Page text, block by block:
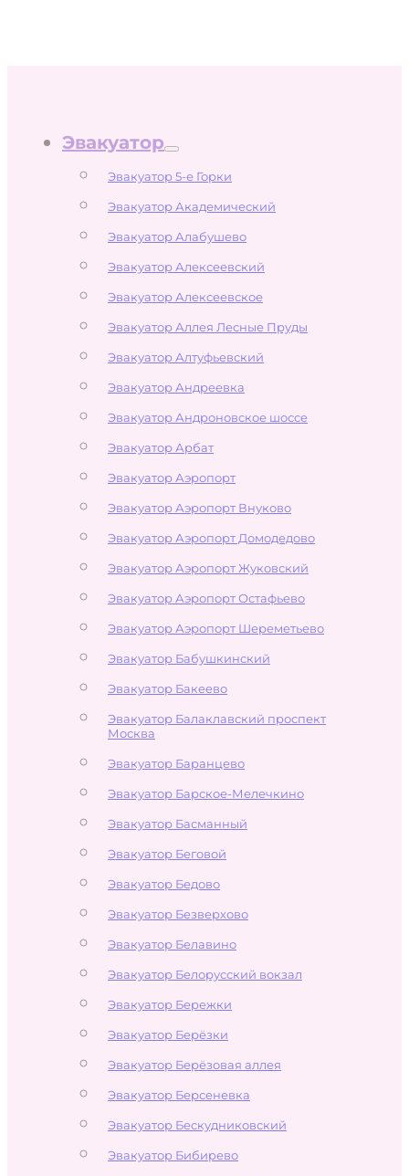
Эвакуатор
Эвакуатор 5-е Горки
Эвакуатор Академический
Эвакуатор Алабушево
Эвакуатор Алексеевский
Эвакуатор Алексеевское
Эвакуатор Аллея Лесные Пруды
Эвакуатор Алтуфьевский
Эвакуатор Андреевка
Эвакуатор Андроновское шоссе
Эвакуатор Арбат
Эвакуатор Аэропорт
Эвакуатор Аэропорт Внуково
Эвакуатор Аэропорт Домодедово
Эвакуатор Аэропорт Жуковский
Эвакуатор Аэропорт Остафьево
Эвакуатор Аэропорт Шереметьево
Эвакуатор Бабушкинский
Эвакуатор Бакеево
Эвакуатор Балаклавский проспект
Москва
Эвакуатор Баранцево
Эвакуатор Барское-Мелечкино
Эвакуатор Басманный
Эвакуатор Беговой
Эвакуатор Бедово
Эвакуатор Безверхово
Эвакуатор Белавино
Эвакуатор Белорусский вокзал
Эвакуатор Бережки
Эвакуатор Берёзки
Эвакуатор Берёзовая аллея
Эвакуатор Берсеневка
Эвакуатор Бескудниковский
Эвакуатор Бибирево